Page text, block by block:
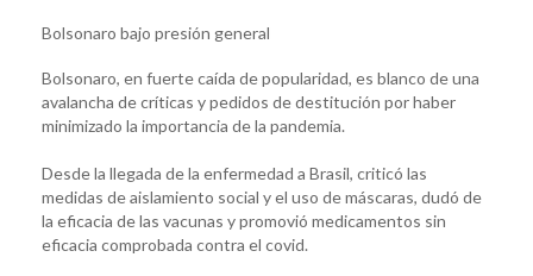
Bolsonaro bajo presión general
Bolsonaro, en fuerte caída de popularidad, es blanco de una
avalancha de críticas y pedidos de destitución por haber
minimizado la importancia de la pandemia.
Desde la llegada de la enfermedad a Brasil, criticó las
medidas de aislamiento social y el uso de máscaras, dudó de
la eficacia de las vacunas y promovió medicamentos sin
eficacia comprobada contra el covid.